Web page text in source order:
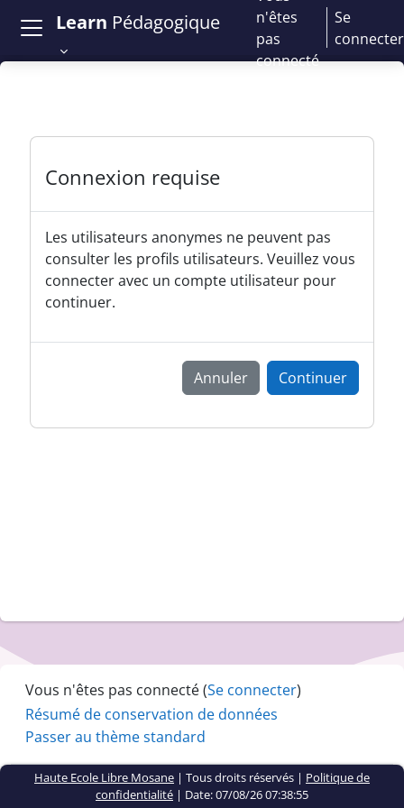
Learn Pédagogique
n'êtes
pas
connecté
Se
connecter
Connexion requise
Les utilisateurs anonymes ne peuvent pas
consulter les profils utilisateurs. Veuillez vous
connecter avec un compte utilisateur pour
continuer.
Annuler Continuer
Vous n'êtes pas connecté (Se connecter)
Résumé de conservation de données
Passer au thème standard
Haute Ecole Libre Mosane | Tous droits réservés | Politique de
confidentialité | Date: 07/08/26 07:38:55